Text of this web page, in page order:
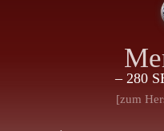
– 280
[zum